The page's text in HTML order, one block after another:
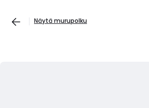
Näytä murupolku